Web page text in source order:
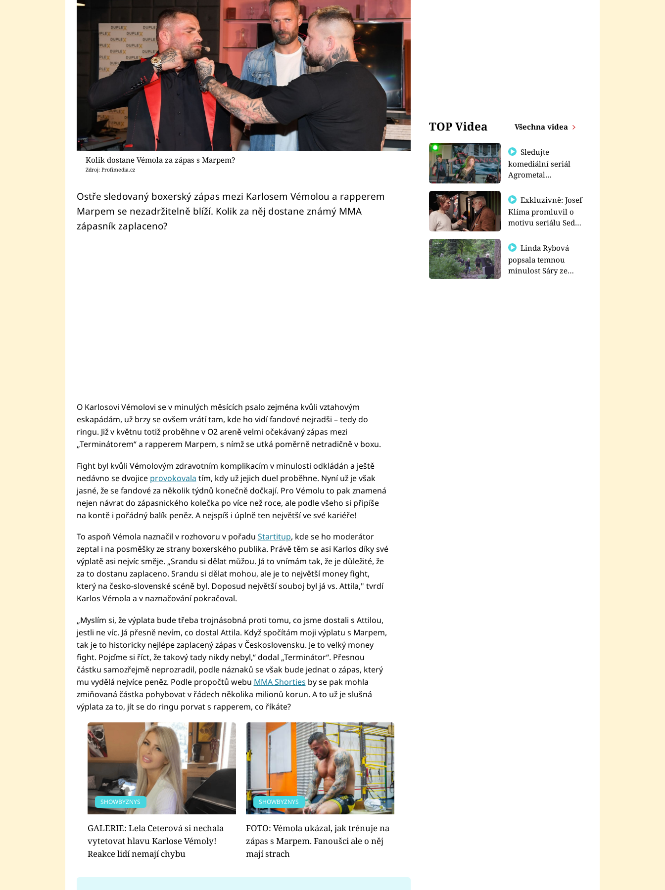
Kolik dostane Vémola za zápas s Marpem?
Zdroj: Profimedia.cz
Ostře sledovaný boxerský zápas mezi Karlosem Vémolou a rapperem
Marpem se nezadržitelně blíží. Kolik za něj dostane známý MMA
zápasník zaplaceno?
O Karlosovi Vémolovi se v minulých měsících psalo zejména kvůli vztahovým
eskapádám, už brzy se ovšem vrátí tam, kde ho vidí fandové nejradši – tedy do
ringu. Již v květnu totiž proběhne v O2 areně velmi očekávaný zápas mezi
„Terminátorem“ a rapperem Marpem, s nímž se utká poměrně netradičně v boxu.
Fight byl kvůli Vémolovým zdravotním komplikacím v minulosti odkládán a ještě
nedávno se dvojice provokovala tím, kdy už jejich duel proběhne. Nyní už je však
jasné, že se fandové za několik týdnů konečně dočkají. Pro Vémolu to pak znamená
nejen návrat do zápasnického kolečka po více než roce, ale podle všeho si připíše
na kontě i pořádný balík peněz. A nejspíš i úplně ten největší ve své kariéře!
To aspoň Vémola naznačil v rozhovoru v pořadu Startitup, kde se ho moderátor
zeptal i na posměšky ze strany boxerského publika. Právě těm se asi Karlos díky své
výplatě asi nejvíc směje. „Srandu si dělat můžou. Já to vnímám tak, že je důležité, že
za to dostanu zaplaceno. Srandu si dělat mohou, ale je to největší money fight,
který na česko-slovenské scéně byl. Doposud největší souboj byl já vs. Attila," tvrdí
Karlos Vémola a v naznačování pokračoval.
„Myslím si, že výplata bude třeba trojnásobná proti tomu, co jsme dostali s Attilou,
jestli ne víc. Já přesně nevím, co dostal Attila. Když spočítám moji výplatu s Marpem,
tak je to historicky nejlépe zaplacený zápas v Československu. Je to velký money
fight. Pojďme si říct, že takový tady nikdy nebyl,“ dodal „Terminátor“. Přesnou
částku samozřejmě neprozradil, podle náznaků se však bude jednat o zápas, který
mu vydělá nejvíce peněz. Podle propočtů webu MMA Shorties by se pak mohla
zmiňovaná částka pohybovat v řádech několika milionů korun. A to už je slušná
výplata za to, jít se do ringu porvat s rapperem, co říkáte?
SHOWBYZNYS
GALERIE: Lela Ceterová si nechala
vytetovat hlavu Karlose Vémoly!
Reakce lidí nemají chybu
SHOWBYZNYS
FOTO: Vémola ukázal, jak trénuje na
zápas s Marpem. Fanoušci ale o něj
mají strach
TOP Videa Všechna videa
Sledujte
komediální seriál
Agrometal
prima+
Exkluzivně: Josef
Klíma promluvil o
motivu seriálu Sedm
Linda Rybová
popsala temnou
minulost Sáry ze